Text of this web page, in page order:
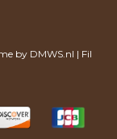
by DMWS.nl | Fil